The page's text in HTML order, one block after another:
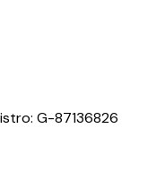
G-87136826